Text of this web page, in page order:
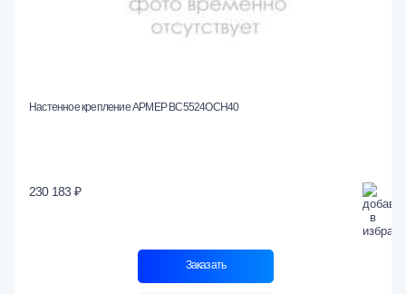
Настенное крепление АРМЕР ВС5524ОСН40
230 183 ₽
Заказать